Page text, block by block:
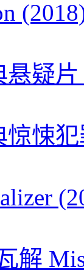
悬疑
惊悚
解